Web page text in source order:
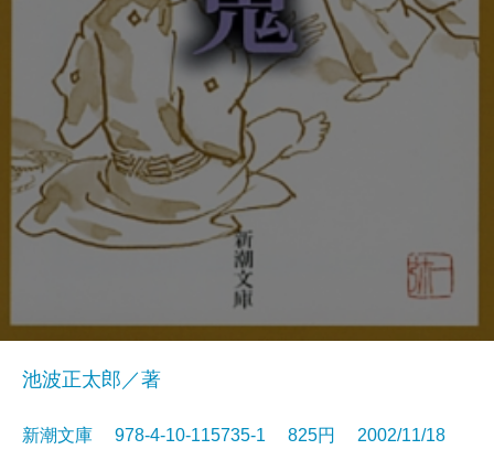
池波正太郎／著
新潮文庫 978-4-10-115735-1 825円 2002/11/18